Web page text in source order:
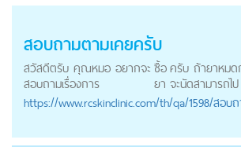
สอบถามตามเคยครับ
สวัสดีตรับ คุณหมอ อยากจะ
สอบถามเรื่องการ
ซื้อ
ยา
ครับ ถ้ายาหม
จะนัดสามารถไป
https://www.rcskinclinic.com/th/qa/1598/สอบ